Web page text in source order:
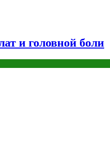
и головной боли